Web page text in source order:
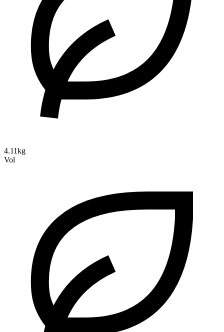
4.11kg
Vol